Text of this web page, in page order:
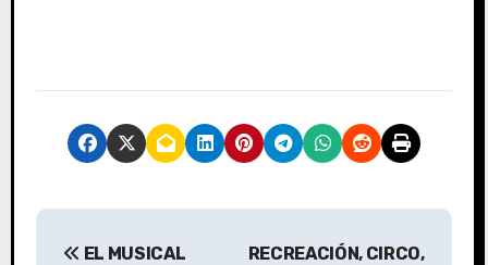
N
EL MUSICAL
RECREACIÓN, CIRCO,